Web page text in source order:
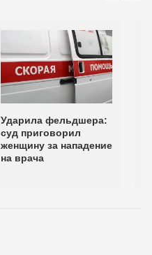
Ударила фельдшера:
суд приговорил
женщину за нападение
на врача